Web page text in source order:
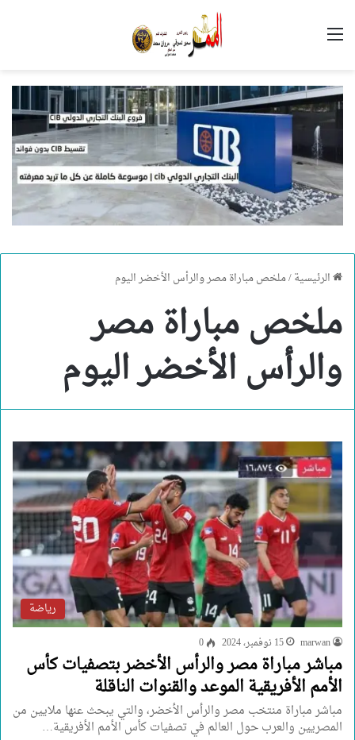
القائمة
الرئيسية/ملخص مباراة مصر والرأس الأخضر اليوم
ملخص مباراة مصر
والرأس الأخضر اليوم
رياضة
marwan 15 نوفمبر، 2024 0
مباشر مباراة مصر والرأس الأخضر بتصفيات كأس
الأمم الأفريقية الموعد والقنوات الناقلة
مباشر مباراة منتخب مصر والرأس الأخضر، والتي يبحث عنها ملايين من
المصريين والعرب حول العالم في تصفيات كأس الأمم الأفريقية…